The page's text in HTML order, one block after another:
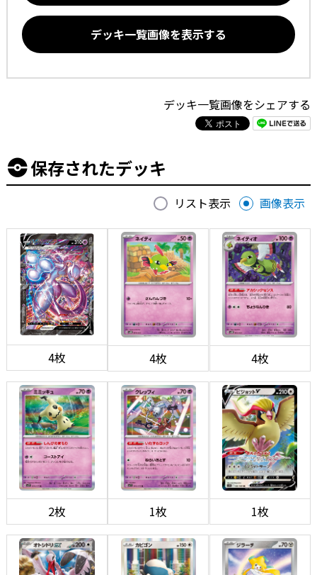
デッキ一覧画像を表示する
デッキ一覧画像をシェアする
保存されたデッキ
リスト表示 画像表示
4枚 4枚 4枚
2枚 1枚 1枚